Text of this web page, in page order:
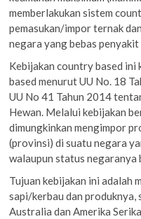
memberlakukan sistem
pemasukan/impor ternak
negara yang bebas
Kebijakan country based ini
based menurut UU No. 18
UU No 41 Tahun 2014
Hewan. Melalui kebijakan
dimungkinkan mengimpor
(provinsi) di suatu negara
walaupun status negaranya
Tujuan kebijakan ini adalah
sapi/kerbau dan
Australia dan Amerika